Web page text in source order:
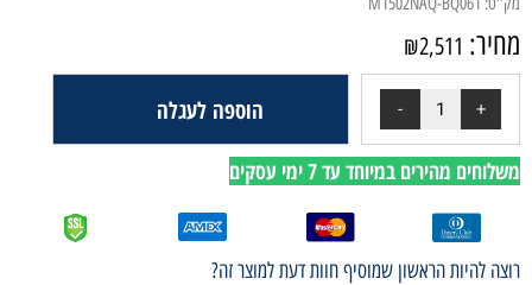
מחיר: ₪2,511
הוספה לעגלה
משלוחים מהירים במיוחד עד 7 ימי עסקים
רוצה להיות הראשון שמוסיף חוות דעת למוצר זה?